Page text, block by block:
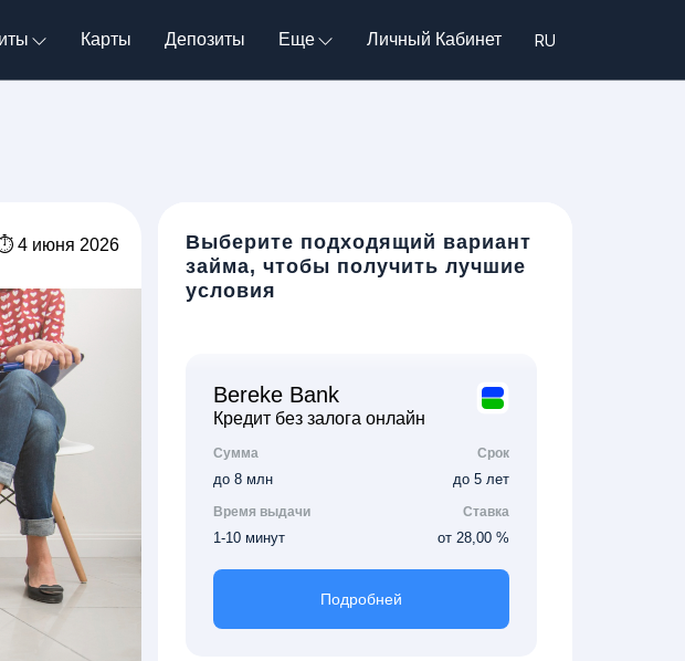
Карты Депозиты Еще Личный Кабинет
4 июня 2026
Выберите подходящий вариант
займа, чтобы получить лучшие
условия
Bereke Bank
Кредит без залога онлайн
Сумма Срок
до 8 млн до 5 лет
Время выдачи Ставка
1-10 минут от 28,00 %
Подробней